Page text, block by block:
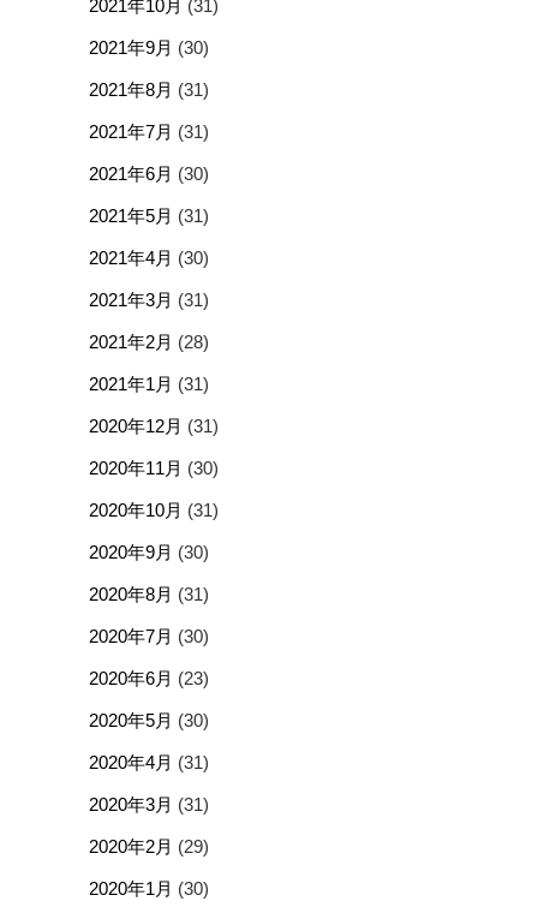
2021年10月 (31)
2021年9月 (30)
2021年8月 (31)
2021年7月 (31)
2021年6月 (30)
2021年5月 (31)
2021年4月 (30)
2021年3月 (31)
2021年2月 (28)
2021年1月 (31)
2020年12月 (31)
2020年11月 (30)
2020年10月 (31)
2020年9月 (30)
2020年8月 (31)
2020年7月 (30)
2020年6月 (23)
2020年5月 (30)
2020年4月 (31)
2020年3月 (31)
2020年2月 (29)
2020年1月 (30)